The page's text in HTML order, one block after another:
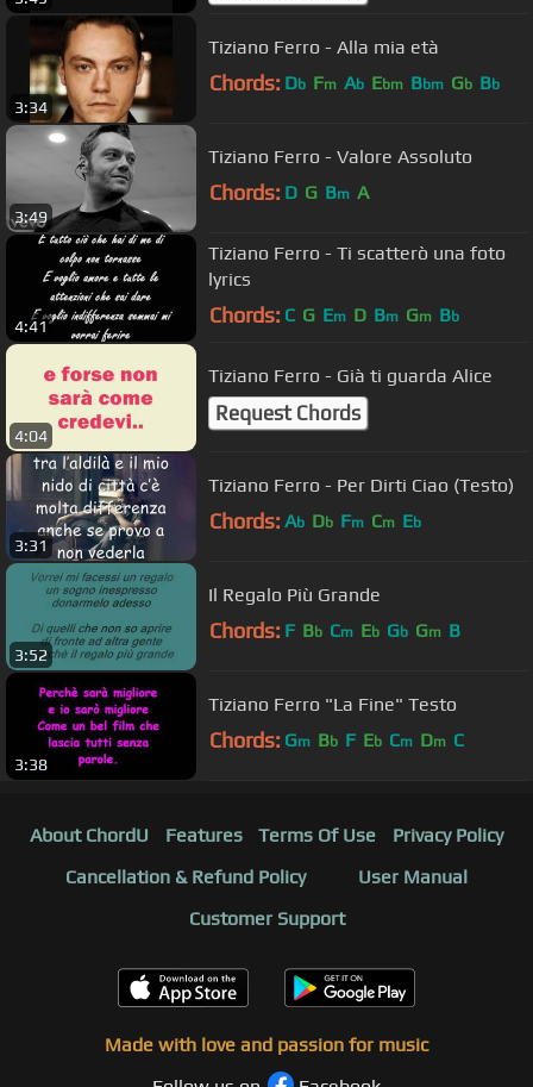
3:34
Tiziano Ferro - Alla mia età
Chords: Db Fm Ab Ebm Bbm Gb Bb
3:49
Tiziano Ferro - Valore Assoluto
Chords: D G Bm A
4:41
Tiziano Ferro - Ti scatterò una foto
lyrics
Chords: C G Em D Bm Gm Bb
4:04
Tiziano Ferro - Già ti guarda Alice
Request Chords
3:31
Tiziano Ferro - Per Dirti Ciao (Testo)
Chords: Ab Db Fm Cm Eb
3:52
Il Regalo Più Grande
Chords: F Bb Cm Eb Gb Gm B
3:38
Tiziano Ferro "La Fine" Testo
Chords: Gm Bb F Eb Cm Dm C
About ChordU Features Terms Of Use
Privacy Policy
Cancellation & Refund Policy
User Manual
Customer Support
Made with love and passion for music